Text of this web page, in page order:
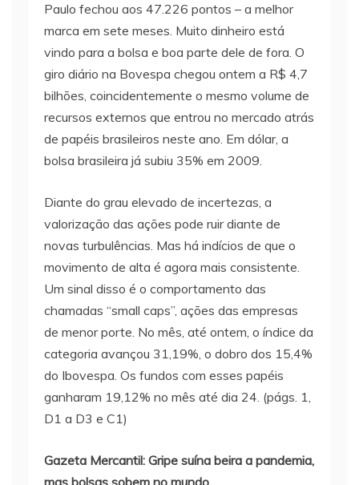
Paulo fechou aos 47.226 pontos – a melhor
marca em sete meses. Muito dinheiro está
vindo para a bolsa e boa parte dele de fora. O
giro diário na Bovespa chegou ontem a R$ 4,7
bilhões, coincidentemente o mesmo volume de
recursos externos que entrou no mercado atrás
de papéis brasileiros neste ano. Em dólar, a
bolsa brasileira já subiu 35% em 2009.
Diante do grau elevado de incertezas, a
valorização das ações pode ruir diante de
novas turbulências. Mas há indícios de que o
movimento de alta é agora mais consistente.
Um sinal disso é o comportamento das
chamadas “small caps”, ações das empresas
de menor porte. No mês, até ontem, o índice da
categoria avançou 31,19%, o dobro dos 15,4%
do Ibovespa. Os fundos com esses papéis
ganharam 19,12% no mês até dia 24. (págs. 1,
D1 a D3 e C1)
Gazeta Mercantil: Gripe suína beira a pandemia,